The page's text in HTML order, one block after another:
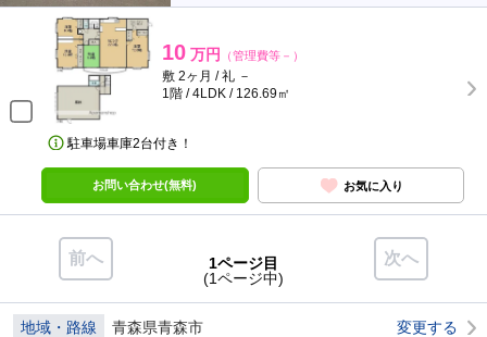
10 万円 （管理費等－）
敷 2ヶ月 / 礼 －
1階 / 4LDK / 126.69㎡
駐車場車庫2台付き！
お問い合わせ(無料) お気に入り
前へ 次へ
1ページ目
(1ページ中)
地域・路線 青森県青森市 変更する